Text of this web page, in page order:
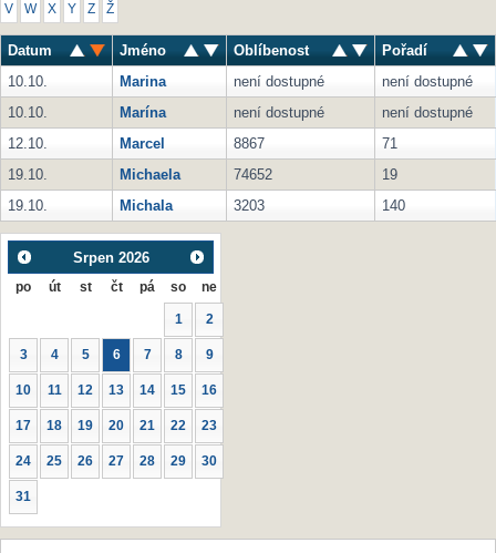
V W X Y Z Ž
Datum Jméno Oblíbenost
Pořadí
10.10.
Marina není dostupné
není dostupné
10.10.
Marína není dostupné
není dostupné
12.10.
Marcel 8867
71
19.10.
Michaela 74652
19
19.10.
Michala 3203 140
Srpen 2026
po út st čt pá so ne
1 2
3 4 5 6 7 8 9
10 11 12 13 14 15 16
17 18 19 20 21 22 23
24 25 26 27 28 29 30
31